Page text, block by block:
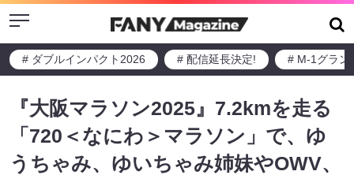
Menu
# ダブルインパクト2026 # 配信延長決定! # M-1グラン
『大阪マラソン2025』7.2kmを走る
「720＜なにわ＞マラソン」で、ゆ
うちゃみ、ゆいちゃみ姉妹やOWV、